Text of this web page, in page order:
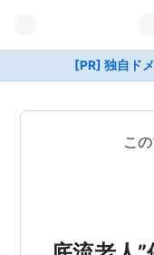
[PR] 独自ド
こ